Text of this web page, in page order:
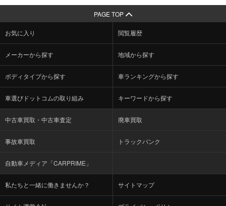
PAGE TOP
お気に入り 閲覧履歴
メーカーから探す 地域から探す
ボディタイプから探す 車ランキングから探す
車選びドットコムの取り組み キーワードから探す
中古車買取・中古車査定 廃車買取
事故車買取 トラックバンク
自動車メディア「CARPRIME」
私たちと一緒に働きませんか？ サイトマップ